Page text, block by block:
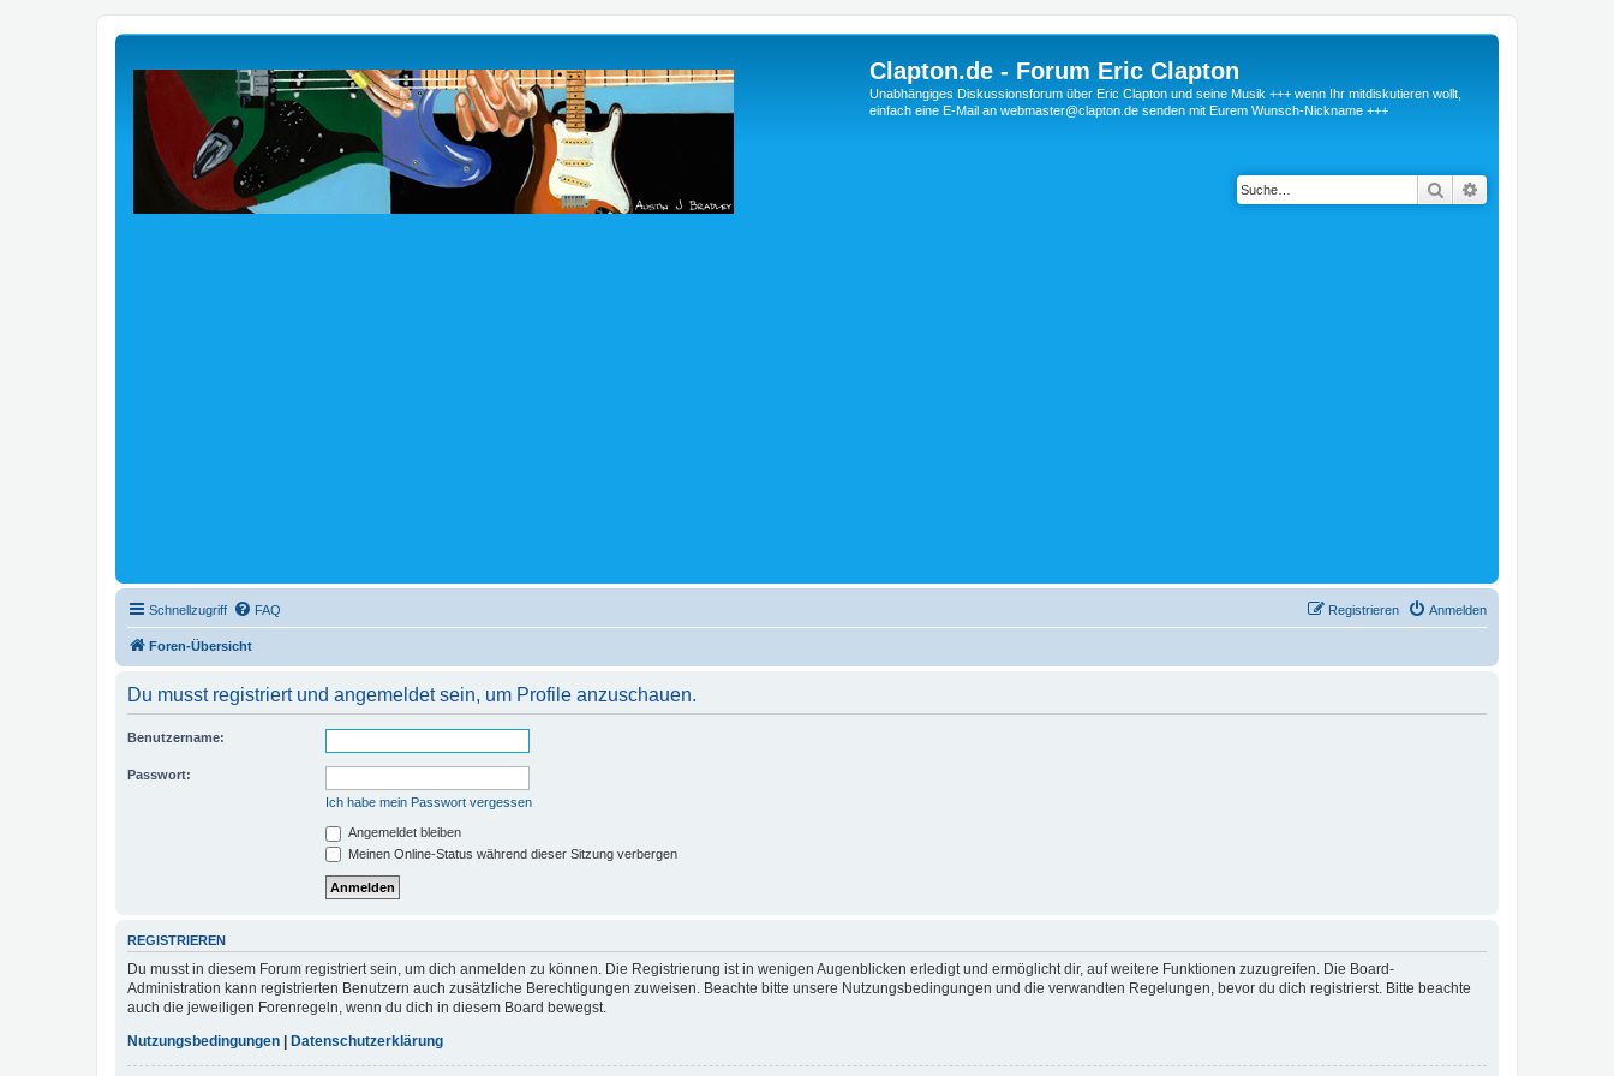
Clapton.de - Forum Eric Clapton
Unabhängiges Diskussionsforum über Eric Clapton und seine Musik +++ wenn Ihr mitdiskutieren wollt,
einfach eine E-Mail an webmaster@clapton.de senden mit Eurem Wunsch-Nickname +++
Suche
Schnellzugriff FAQ Anmelden
Registrieren
Foren-Übersicht
Du musst registriert und angemeldet sein, um Profile anzuschauen.
Benutzername:
Passwort:
Ich habe mein Passwort vergessen
Angemeldet bleiben
Meinen Online-Status während dieser Sitzung verbergen
REGISTRIEREN
Du musst in diesem Forum registriert sein, um dich anmelden zu können. Die Registrierung ist in wenigen Augenblicken erledigt und ermöglicht dir, auf weitere Funktionen zuzugreifen. Die Board-
Administration kann registrierten Benutzern auch zusätzliche Berechtigungen zuweisen. Beachte bitte unsere Nutzungsbedingungen und die verwandten Regelungen, bevor du dich registrierst. Bitte beachte
auch die jeweiligen Forenregeln, wenn du dich in diesem Board bewegst.
Nutzungsbedingungen | Datenschutzerklärung